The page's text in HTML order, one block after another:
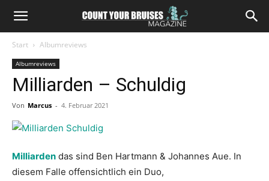
Start Albumreviews
Albumreviews
Milliarden – Schuldig
Von Marcus - 4. Februar 2021
Milliarden das sind Ben Hartmann & Johannes Aue. In
diesem Falle offensichtlich ein Duo,